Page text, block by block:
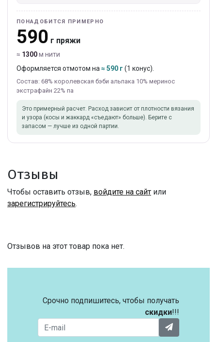
ПОНАДОБИТСЯ ПРИМЕРНО
590 г пряжи
≈ 1300м нити
Оформляется отмотом на≈ 590 г (1 конус).
Состав: 68% королевская бэби альпака 10% меринос
экстрафайн 22% па
Это примерный расчет. Расход зависит от плотности вязания
и узора (косы и жаккард «съедают» больше). Берите с
запасом — лучше из одной партии.
Отзывы
Чтобы оставить отзыв, войдите на сайт или
зарегистрируйтесь.
Отзывов на этот товар пока нет.
Срочно подпишитесь, чтобы получать
скидки!!!